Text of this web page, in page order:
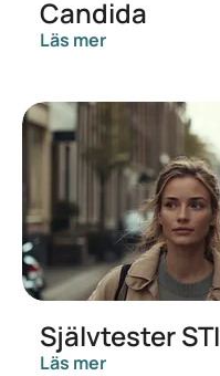
Candida
Läs mer
Självtester STI
Läs mer